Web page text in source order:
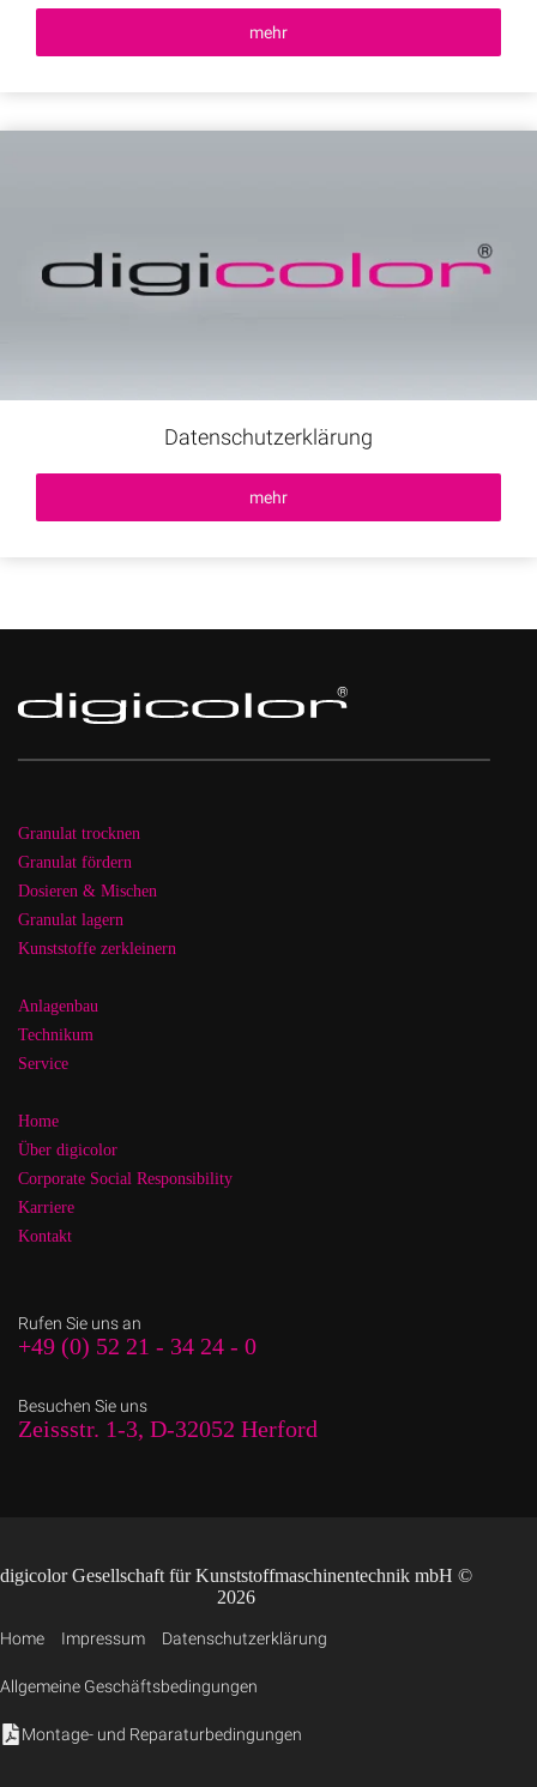
mehr
Datenschutzerklärung
mehr
Granulat trocknen
Granulat fördern
Dosieren & Mischen
Granulat lagern
Kunststoffe zerkleinern
Anlagenbau
Technikum
Service
Home
Über digicolor
Corporate Social Responsibility
Karriere
Kontakt
Rufen Sie uns an
+49 (0) 52 21 - 34 24 - 0
Besuchen Sie uns
Zeissstr. 1-3, D-32052 Herford
digicolor Gesellschaft für Kunststoffmaschinentechnik mbH ©
2026
Home Impressum Datenschutzerklärung
Allgemeine Geschäftsbedingungen
Montage- und Reparaturbedingungen